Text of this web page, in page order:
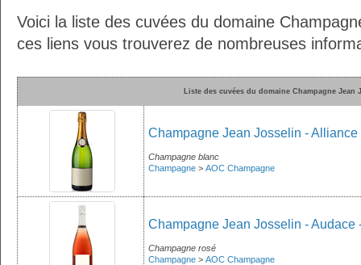
Voici la liste des cuvées du domaine
ces liens vous trouverez de nombreuses
Liste des cuvées du domaine Champagne Jean
Champagne Jean Josselin - Alliance
Champagne blanc
Champagne > AOC Champagne
Champagne Jean Josselin - Audace
Champagne rosé
Champagne > AOC Champagne